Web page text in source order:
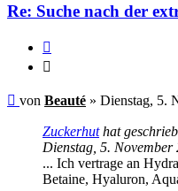
Re: Suche nach der
Ungelesener
von Beauté » Dienstag, 5.
Zuckerhuthat
Dienstag, 5. November
... Ich vertrage an
Betaine, Hyaluron,